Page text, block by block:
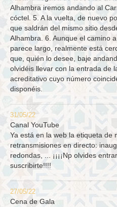
Alhambra iremos andando al
cóctel. 5. A la vuelta, de nuevo
que saldrán del mismo sitio
Alhambra. 6. Aunque el camino
parece largo, realmente está
que, quién lo desee, baje
olvidéis llevar con la entrada de
acreditativo cuyo número
disponéis.
31/05/22
Canal YouTube
Ya está en la web la etiqueta de
retransmisiones en directo:
redondas, ... ¡¡¡¡Np olvides
suscribirte!!!!
27/05/22
Cena de Gala